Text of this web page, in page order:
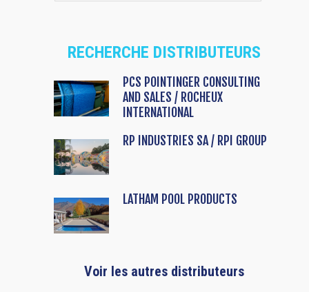
RECHERCHE DISTRIBUTEURS
PCS POINTINGER CONSULTING
AND SALES / ROCHEUX
INTERNATIONAL
RP INDUSTRIES SA / RPI GROUP
LATHAM POOL PRODUCTS
Voir les autres distributeurs